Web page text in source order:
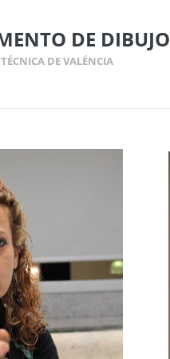
DE DIBUJO
DE VALÉNCIA